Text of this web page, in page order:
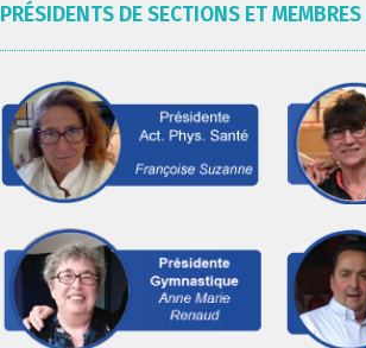
PRÉSIDENTS DE SECTIONS ET